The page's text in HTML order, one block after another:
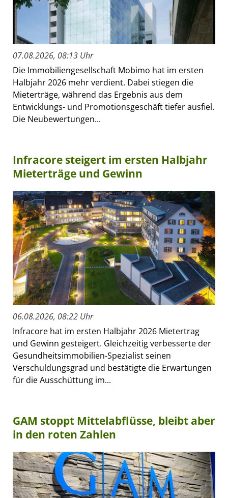
07.08.2026, 08:13 Uhr
Die Immobiliengesellschaft Mobimo hat im ersten
Halbjahr 2026 mehr verdient. Dabei stiegen die
Mieterträge, während das Ergebnis aus dem
Entwicklungs- und Promotionsgeschäft tiefer ausfiel.
Die Neubewertungen...
Infracore steigert im ersten Halbjahr
Mieterträge und Gewinn
06.08.2026, 08:22 Uhr
Infracore hat im ersten Halbjahr 2026 Mietertrag
und Gewinn gesteigert. Gleichzeitig verbesserte der
Gesundheitsimmobilien-Spezialist seinen
Verschuldungsgrad und bestätigte die Erwartungen
für die Ausschüttung im...
GAM stoppt Mittelabflüsse, bleibt aber
in den roten Zahlen